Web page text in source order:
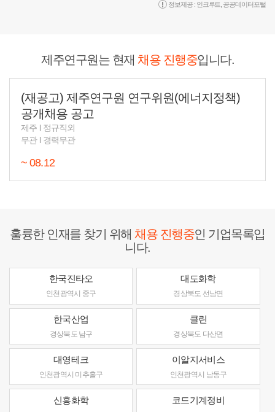
정보제공 : 인크루트 공공데이터포털
제주연구원는 현재 채용 진행중입니다.
(재공고) 제주연구원 연구위원(에너지정책)
공개채용 공고
제주 l 정규직외
무관 l 경력무관
~ 08.12
훌륭한 인재를 찾기 위해채용 진행중인 기업목록입
니다.
한국진타오
인천광역시 중구
대도화학
경상북도 선남면
한국산업
경상북도 남구
클린
경상북도 다산면
대영테크
인천광역시 미추홀구
이알지서비스
인천광역시 남동구
신흥화학 코드기계정비